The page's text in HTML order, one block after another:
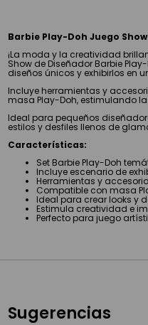
Barbie Play-Doh Juego
¡La moda y la creatividad
Show de Diseñador Barbie
diseños únicos y exhibirlos en
Incluye herramientas y
masa Play-Doh, estimulando
Ideal para pequeños
estilos y desfiles llenos de
Características:
Set Barbie Play-Doh
Incluye escenario de
Herramientas y
Compatible con masa
Ideal para crear looks y
Estimula creatividad e
Perfecto para juego
Sugerencias